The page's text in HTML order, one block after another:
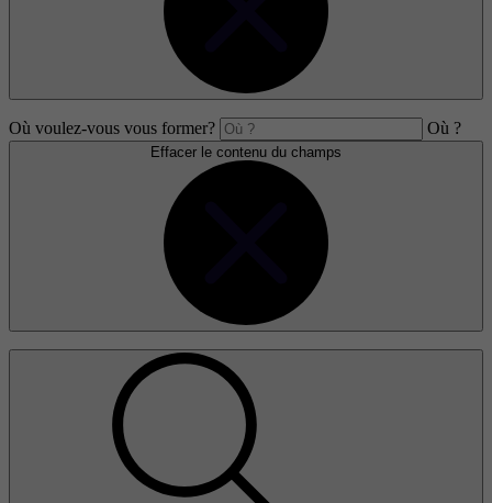
Où voulez-vous vous former? Où ?
Effacer le contenu du champs